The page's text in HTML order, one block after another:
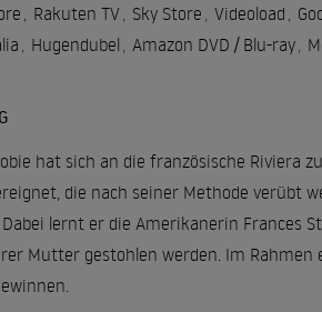
, Rakuten TV, Sky Store , Videoload ,
, Hugendubel , Amazon DVD / Blu-ray,
hat sich an die französische Riviera
die nach seiner Methode verübt
lernt er die Amerikanerin Frances
Mutter gestohlen werden. Im